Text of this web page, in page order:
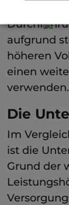
somit
aufgrund
höheren
einen
verwenden.
Die
Im
ist die
Grund der